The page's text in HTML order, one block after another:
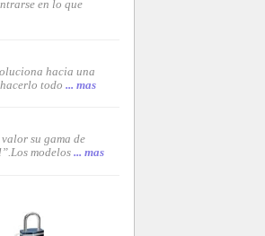
en lo que
hacia una
hacerlo todo... mas
su gama de
modelos... mas